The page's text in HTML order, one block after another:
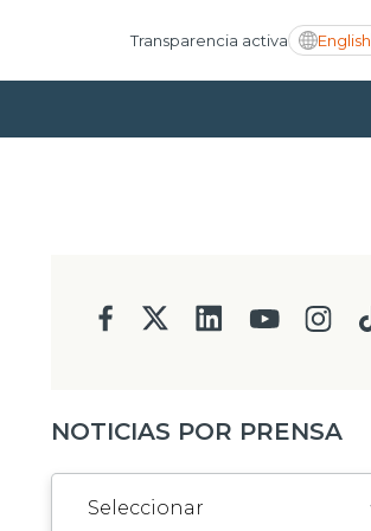
Transparencia activa English
NOTICIAS POR PRENSA